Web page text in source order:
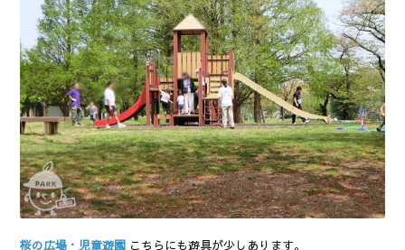
桜の広場・児童遊園 こちらにも遊具が少しあります。